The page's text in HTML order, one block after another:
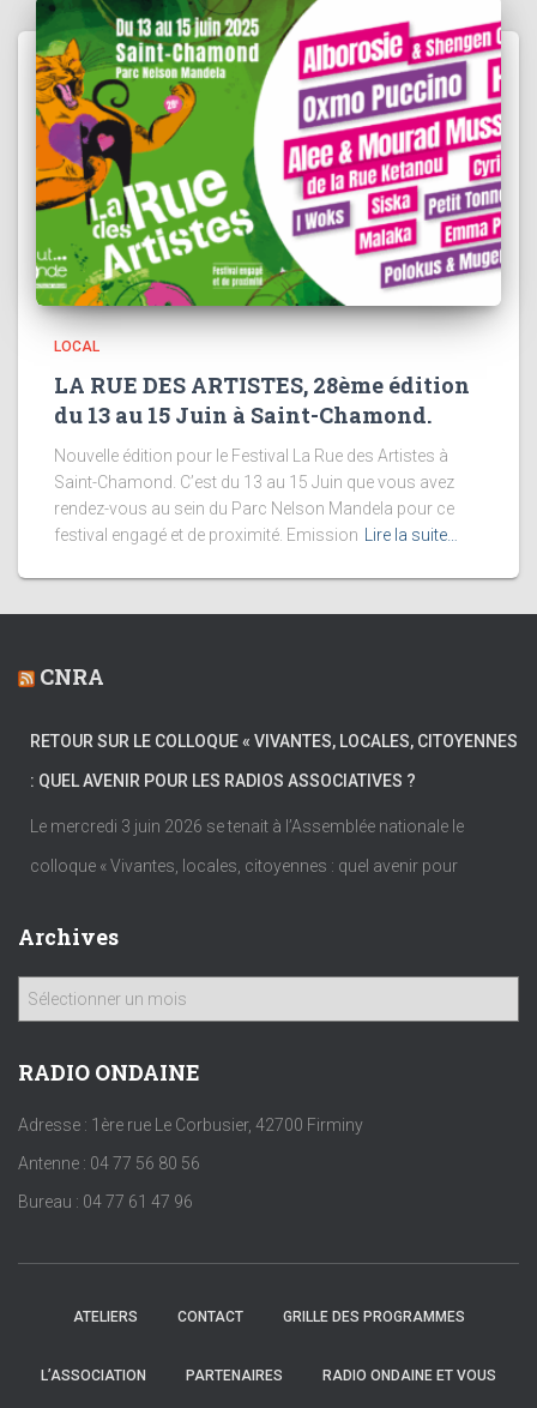
LOCAL
LA RUE DES ARTISTES, 28ème édition
du 13 au 15 Juin à Saint-Chamond.
Nouvelle édition pour le Festival La Rue des Artistes à
Saint-Chamond. C’est du 13 au 15 Juin que vous avez
rendez-vous au sein du Parc Nelson Mandela pour ce
festival engagé et de proximité. Emission
Lire la suite…
CNRA
RETOUR SUR LE COLLOQUE « VIVANTES, LOCALES, CITOYENNES
: QUEL AVENIR POUR LES RADIOS ASSOCIATIVES ?
Le mercredi 3 juin 2026 se tenait à l’Assemblée nationale le
colloque « Vivantes, locales, citoyennes : quel avenir pour
Archives
h
v
s
RADIO ONDAINE
Adresse : 1ère rue Le Corbusier, 42700 Firminy
Antenne : 04 77 56 80 56
Bureau : 04 77 61 47 96
ATELIERS CONTACT GRILLE DES PROGRAMMES
L’ASSOCIATION PARTENAIRES RADIO ONDAINE ET VOUS